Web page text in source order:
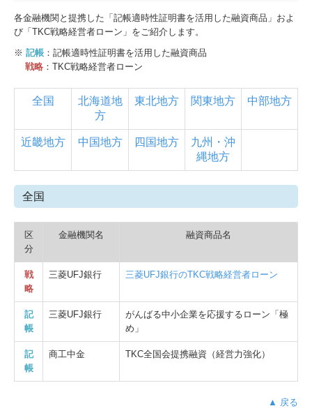
各金融機関と提携した「記帳適時性証明書を活用した融資商品」およ
び「TKC戦略経営者ローン」をご紹介します。
※ 記帳 ：記帳適時性証明書を活用した融資商品
戦略 ：TKC戦略経営者ローン
全国
北海道地
方
東北地方 関東地方 中部地方
近畿地方 中国地方 四国地方
九州・沖
縄地方
全国
区
分
金融機関名 融資商品名
戦
略
三菱UFJ銀行 三菱UFJ銀行のTKC戦略経営者ローン
記
帳
三菱UFJ銀行
がんばる中小企業を応援するローン「極
め」
記
帳
商工中金 TKC全国会提携融資（経営力強化）
▲ 戻る